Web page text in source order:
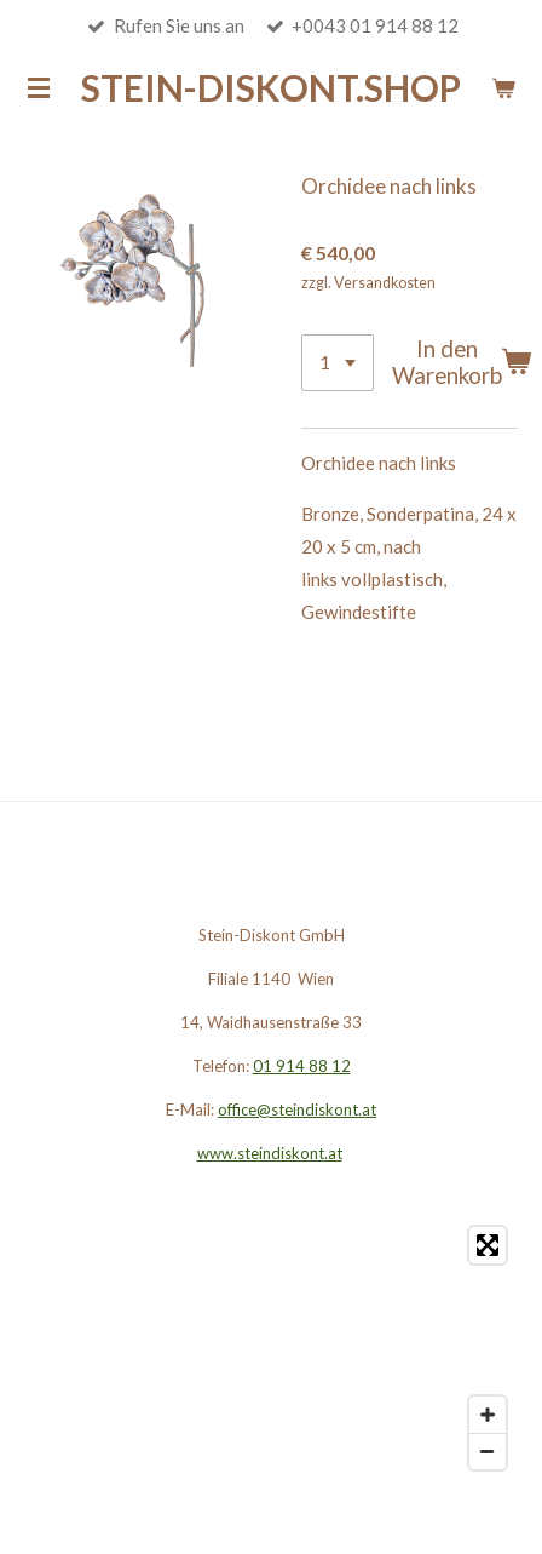
springenSTEIN-DISKONT.SHOP
Rufen Sie uns an +0043 01 914 88 12
Orchidee nach links
€ 540,00
zzgl. Versandkosten
In den
Warenkorb
Orchidee nach links
Bronze,Sonderpatina, 24 x
20 x 5 cm,nach
links vollplastisch,
Gewindestifte
Stein-Diskont GmbH
Filiale 1140 Wien
14, Waidhausenstraße 33
Telefon: 01 914 88 12
E-Mail:office@steindiskont.at
www.steindiskont.at